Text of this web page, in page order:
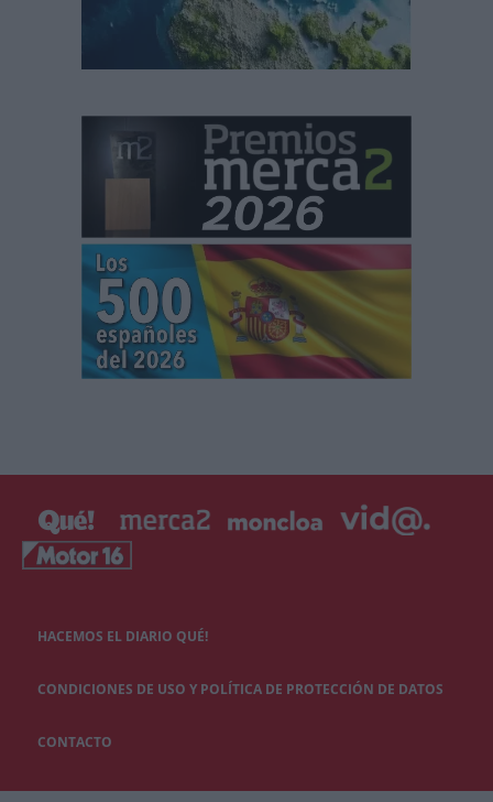
HACEMOS EL DIARIO QUÉ!
CONDICIONES DE USO Y POLÍTICA DE PROTECCIÓN DE DATOS
CONTACTO